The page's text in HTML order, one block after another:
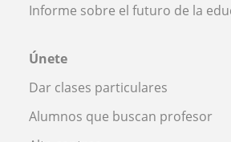
Informe sobre el futuro de la
Únete
Dar clases particulares
Alumnos que buscan profesor